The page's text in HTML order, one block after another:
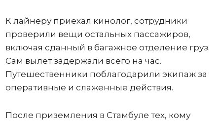
К лайнеру приехал кинолог, сотрудники
проверили вещи остальных пассажиров,
включая сданный в багажное отделение груз.
Сам вылет задержали всего на час.
Путешественники поблагодарили экипаж за
оперативные и слаженные действия.
После приземления в Стамбуле тех, кому